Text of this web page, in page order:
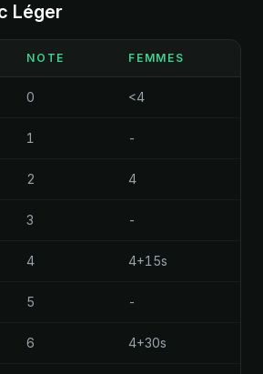
Léger
NOTE FEMMES
0 <4
1 -
2 4
3 -
4 4+15s
5 -
6 4+30s